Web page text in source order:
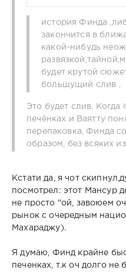
история Финда
закончится в
какой-нибудь
будет крутой
большущий слив .
Это будет слив. Когда
печёнках и Ваятту
перепаковка, Финда
образом, без всяких
Кстати да, я чот
посмотрел: этот Мансур
не просто "ой, завоюем
рынок с очередным
Махараджу).
Я думаю, Финд крайне
печенках, т.к оч долго не